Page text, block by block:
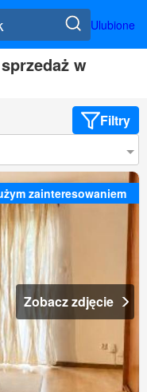
Ulubione
w
Filtry
zainteresowaniem
Zobacz zdjęcie